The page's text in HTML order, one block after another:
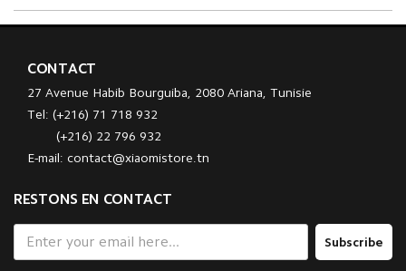
CONTACT
27 Avenue Habib Bourguiba, 2080 Ariana, Tunisie
Tel: (+216) 71 718 932
(+216) 22 796 932
E-mail: contact@xiaomistore.tn
RESTONS EN CONTACT
Subscribe